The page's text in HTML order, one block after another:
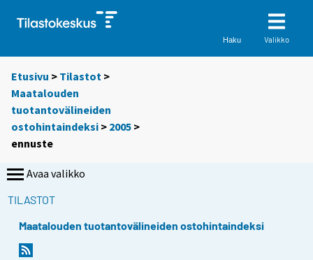
Haku Valikko
Etusivu > Tilastot >
Maatalouden
tuotantovälineiden
ostohintaindeksi > 2005 >
ennuste
Avaa valikko
TILASTOT
Maatalouden tuotantovälineiden ostohintaindeksi